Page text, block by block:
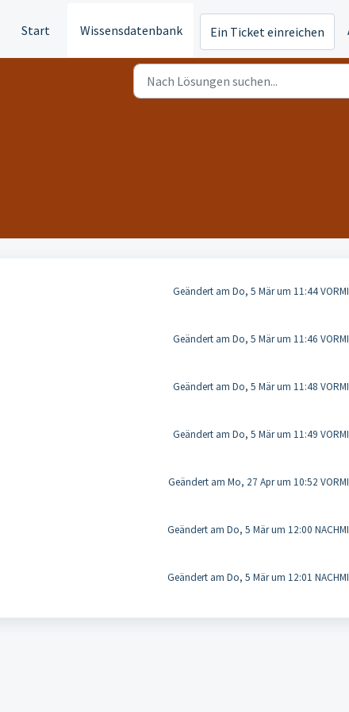
Start Wissensdatenbank Ein Ticket einreichen
Geändert am Do, 5 Mär um 11:44
Geändert am Do, 5 Mär um 11:46
Geändert am Do, 5 Mär um 11:48
Geändert am Do, 5 Mär um 11:49
Geändert am Mo, 27 Apr um 10:52
Geändert am Do, 5 Mär um 12:00
Geändert am Do, 5 Mär um 12:01